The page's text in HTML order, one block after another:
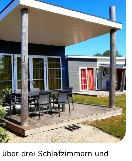
drei Schlafzimmern und